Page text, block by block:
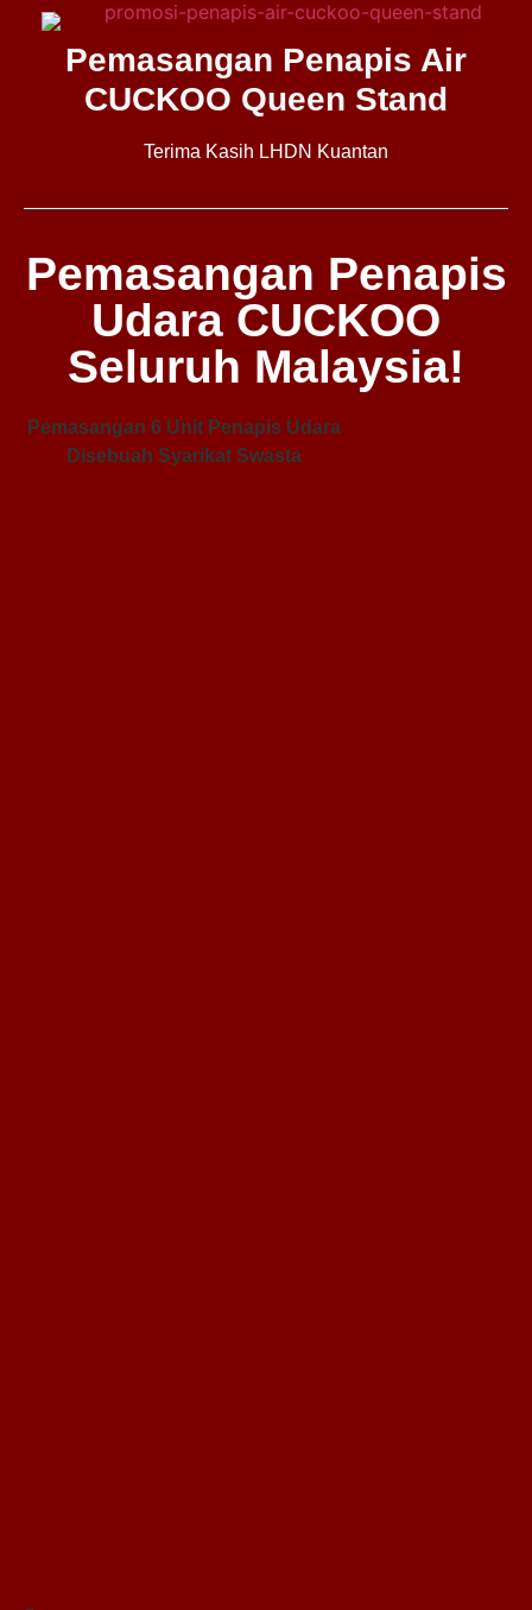
Pemasangan Penapis Air
CUCKOO Queen Stand
Terima Kasih LHDN Kuantan
Pemasangan Penapis
Udara CUCKOO
Seluruh Malaysia!
Pemasangan 6 Unit Penapis Udara
Disebuah Syarikat Swasta